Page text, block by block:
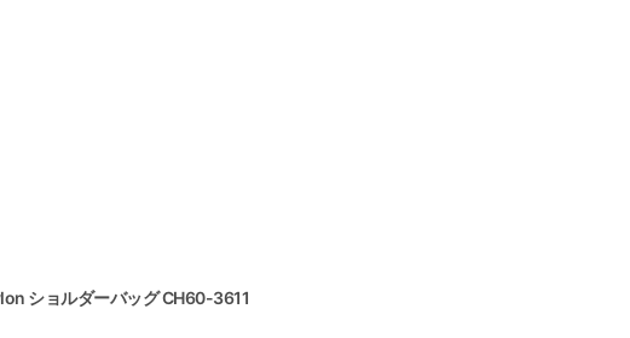
ショルダーバッグ CH60-3611